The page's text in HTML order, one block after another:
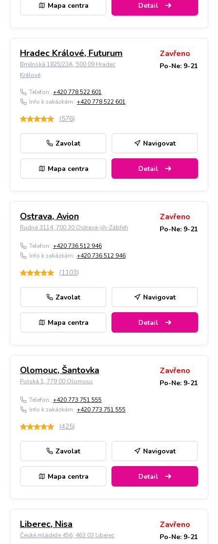
Mapa centra Detail
Hradec Králové, Futurum
Brněnská 1825/23A, 500 09 Hradec
Králové
Zavřeno
Po-Ne: 9-21
Telefon: +420 778 522 601
Info k zakázkám: +420 778 522 601
(576)
Zavolat Navigovat
Mapa centra Detail
Ostrava, Avion
Rudná 3114, 700 30 Ostrava-jih-Zábřeh
Zavřeno
Po-Ne: 9-21
Telefon: +420 736 512 946
Info k zakázkám: +420 736 512 946
(1103)
Zavolat Navigovat
Mapa centra Detail
Olomouc, Šantovka
Polská 1, 779 00 Olomouc
Zavřeno
Po-Ne: 9-21
Telefon: +420 773 751 555
Info k zakázkám: +420 773 751 555
(425)
Zavolat Navigovat
Mapa centra Detail
Liberec, Nisa
České mládeže 456, 463 03 Liberec
Zavřeno
Po-Ne: 9-21